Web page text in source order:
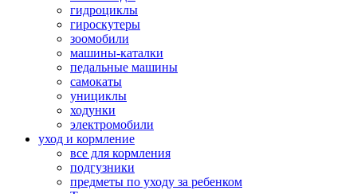
гидроциклы
гироскутеры
зоомобили
машины-каталки
педальные машины
самокаты
унициклы
ходунки
электромобили
уход и кормление
все для кормления
подгузники
предметы по уходу за ребенком